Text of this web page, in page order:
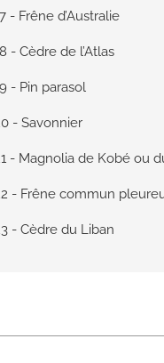
- Frêne d’Australie
- Cèdre de l’Atlas
- Pin parasol
- Savonnier
- Magnolia de Kobé ou
- Frêne commun
- Cèdre du Liban